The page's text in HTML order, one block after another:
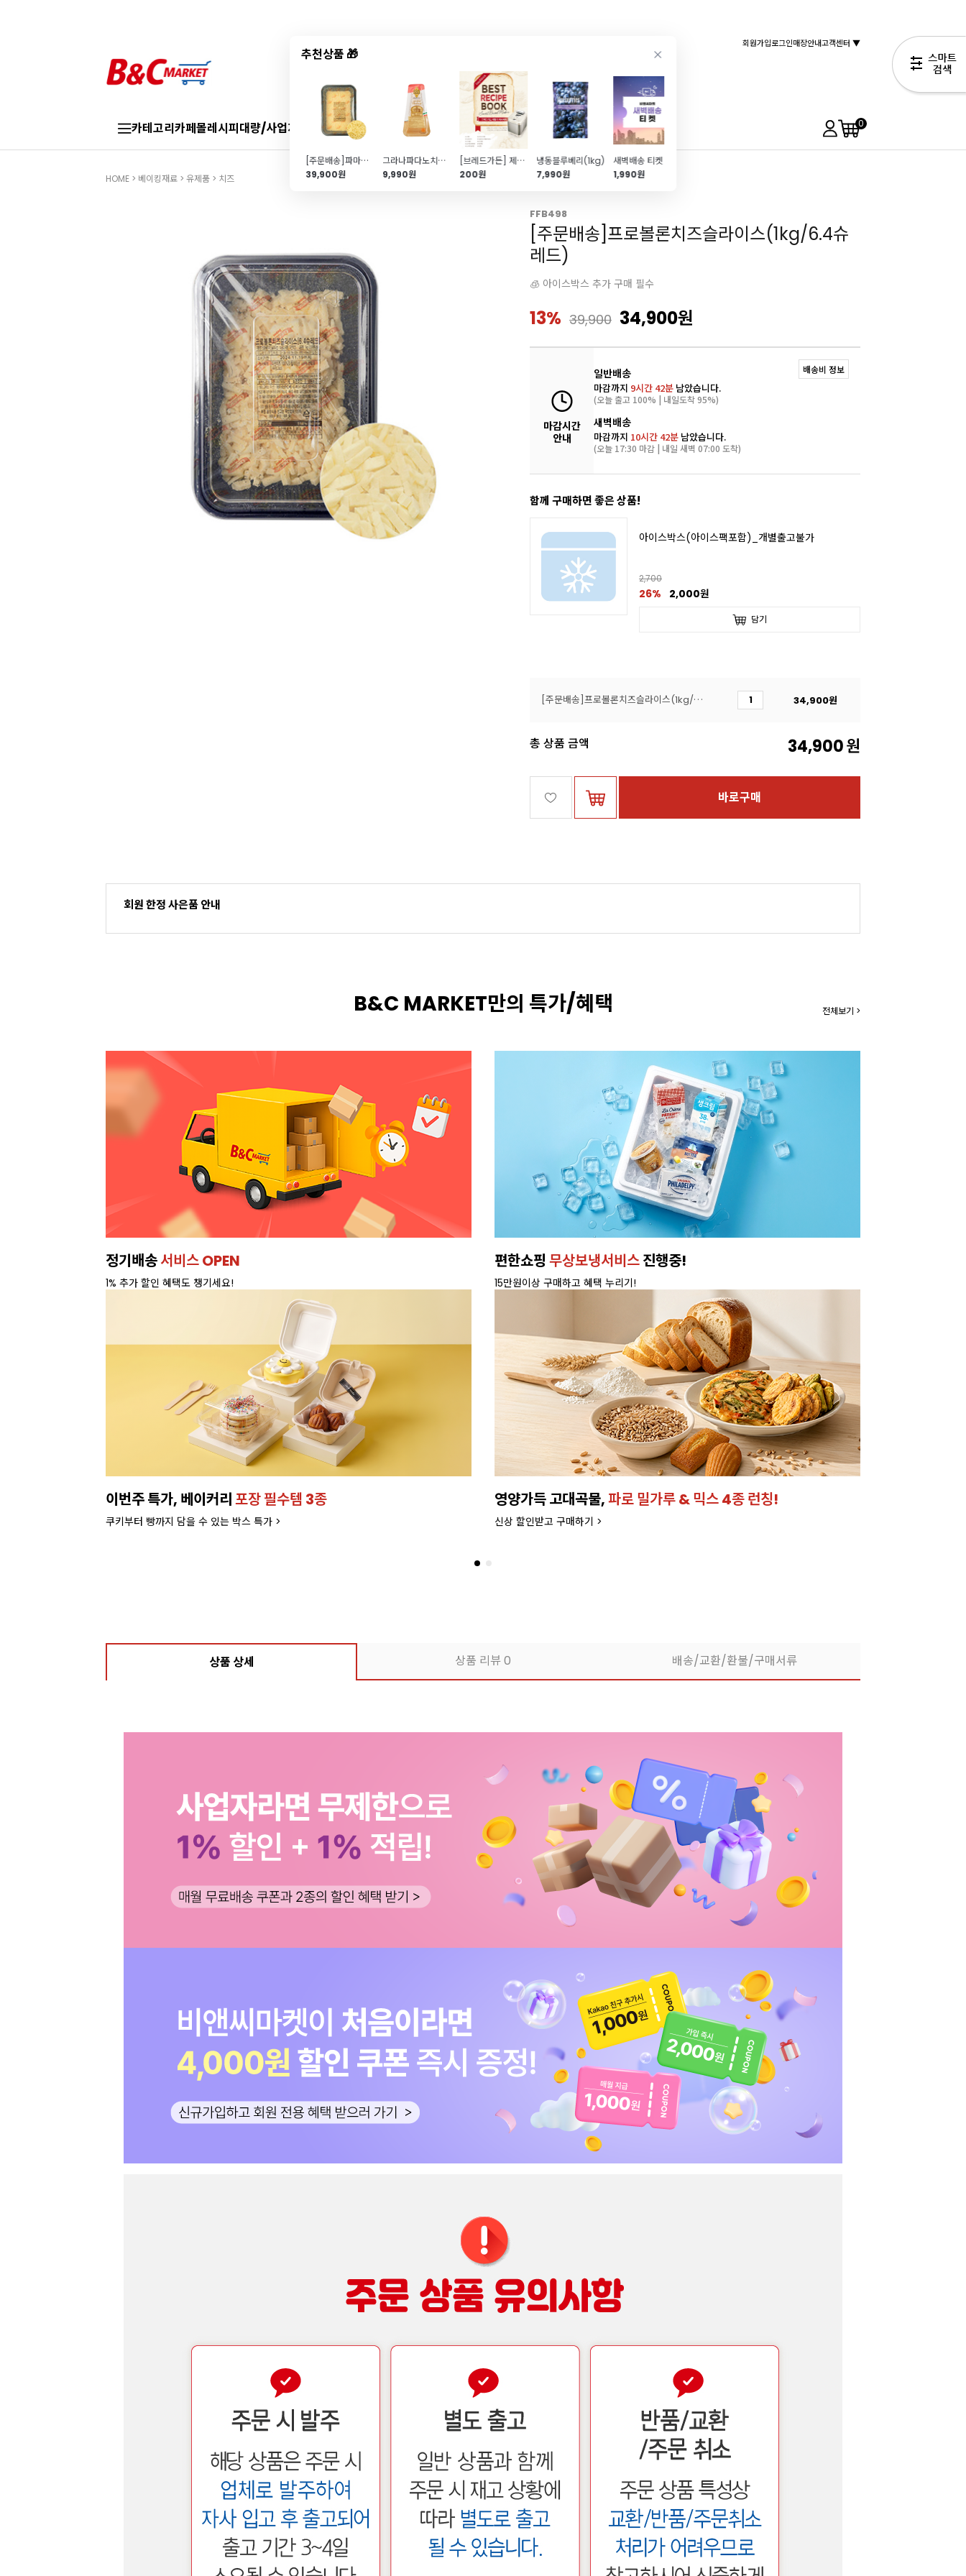
추천상품 🎁
[주문배송]파마산 가는 슈레드치즈 (1.2kg\/1.8*1.8*20mm\/냉장)
39,900원
그라나파다노치즈(150g)
9,990원
[브레드가든] 제빵기 레시피북
200원
냉동블루베리(1kg)
7,990원
새벽배송 티켓
1,990원
회원가입로그인매장안내고객센터 ▼
카테고리카페몰레시피대량/사업자 브랜드샵신상품 TOP50특가/혜택 0
HOME > 베이킹재료 > 유제품 > 치즈
FFB498
[주문배송]프로볼론치즈슬라이스(1kg/6.4슈
레드)
🧊 아이스박스 추가 구매 필수
13% 39,900 34,900원
마감시간
안내
일반배송
마감까지 9시간 42분 남았습니다.
(오늘 출고 100% | 내일도착 95%)
새벽배송
마감까지 10시간 42분 남았습니다.
(오늘 17:30 마감 | 내일 새벽 07:00 도착)
배송비 정보
함께 구매하면 좋은 상품!
아이스박스(아이스팩포함)_개별출고불가
2,700
26% 2,000원
담기
[주문배송]프로볼론치즈슬라이스(1kg/6.4슈레드) 34,900원
총 상품 금액 34,900원
바로구매
회원 한정 사은품 안내
B&C MARKET만의 특가/혜택 전체보기 >
정기배송서비스 OPEN
1% 추가 할인 혜택도 챙기세요!
편한쇼핑 무상보냉서비스진행중!
15만원이상 구매하고 혜택 누리기!
이번주 특가, 베이커리포장 필수템 3종
쿠키부터 빵까지 담을 수 있는 박스 특가 >
영양가득 고대곡물,파로 밀가루 & 믹스 4종 런칭!
신상 할인받고 구매하기 >
상품 상세 상품 리뷰0 배송/교환/환불/구매서류